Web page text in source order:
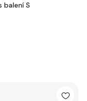
balení S